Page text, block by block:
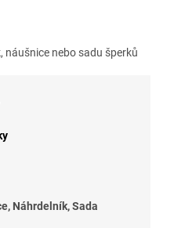
náušnice nebo sadu šperků
Náhrdelník, Sada